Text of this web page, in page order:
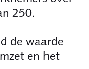
250.
de waarde
en het